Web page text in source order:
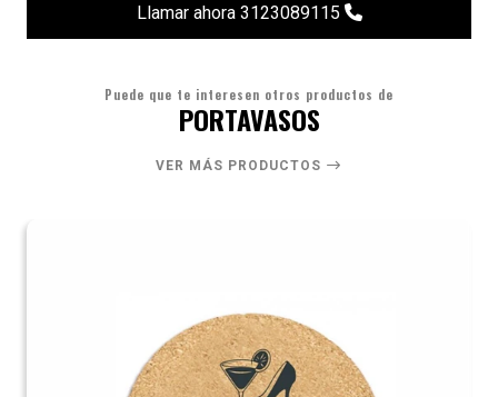
Llamar ahora 3123089115
Puede que te interesen otros productos de
PORTAVASOS
VER MÁS PRODUCTOS